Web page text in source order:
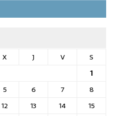
X J V
S
1
5 6 7
8
12 13 14
15